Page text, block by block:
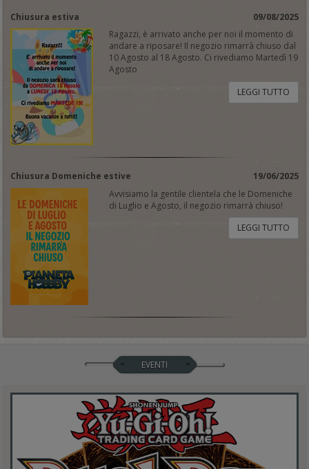
Chiusura estiva
09/08/2025
Ragazzi, è arrivato anche per noi il momento di
andare a riposare! Il negozio rimarrà chiuso dal
10 Agosto al 18 Agosto. Ci rivediamo Martedì 19
Agosto
LEGGI TUTTO
Chiusura Domeniche estive
19/06/2025
Avvisiamo la gentile clientela che le Domeniche
di Luglio e Agosto, il negozio rimarrà chiuso!
LEGGI TUTTO
EVENTI